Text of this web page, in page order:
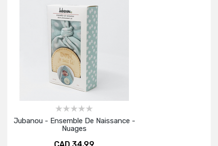
Jubanou - Ensemble De Naissance -
Nuages